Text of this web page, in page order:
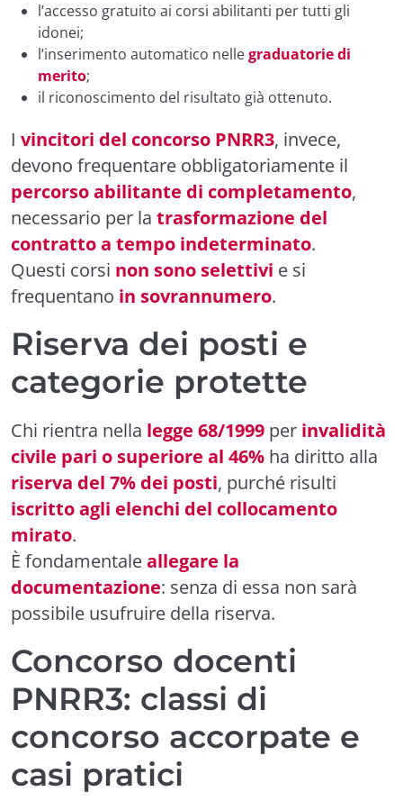
l’accesso gratuito ai corsi abilitanti per tutti gli
idonei;
l’inserimento automatico nellegraduatorie di
merito;
il riconoscimento del risultato già ottenuto.
I vincitori del concorso PNRR3, invece,
devono frequentare obbligatoriamente il
percorso abilitante di completamento,
necessario per la trasformazione del
contratto a tempo indeterminato.
Questi corsi non sono selettivi e si
frequentano in sovrannumero.
Riserva dei posti e
categorie protette
Chi rientra nella legge 68/1999 per invalidità
civile pari o superiore al 46% ha diritto alla
riserva del 7% dei posti, purché risulti
iscritto agli elenchi del collocamento
mirato.
È fondamentaleallegare la
documentazione: senza di essa non sarà
possibile usufruire della riserva.
Concorso docenti
PNRR3: classi di
concorso accorpate e
casi pratici